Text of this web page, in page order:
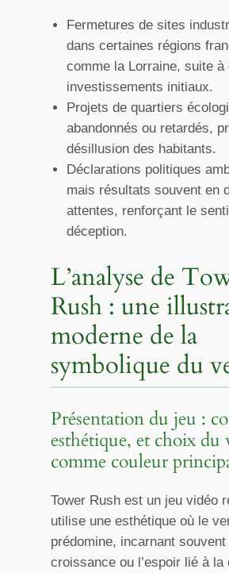
Fermetures de sites
dans certaines régions
comme la Lorraine, suite à
investissements initiaux.
Projets de quartiers
abandonnés ou retardés,
désillusion des habitants.
Déclarations politiques
mais résultats souvent en
attentes, renforçant le
déception.
L’analyse de
Rush : une
moderne de la
symbolique du
Présentation du jeu :
esthétique, et choix du
comme couleur
Tower Rush est un jeu vidéo
utilise une esthétique où le
prédomine, incarnant souvent
croissance ou l’espoir lié à la